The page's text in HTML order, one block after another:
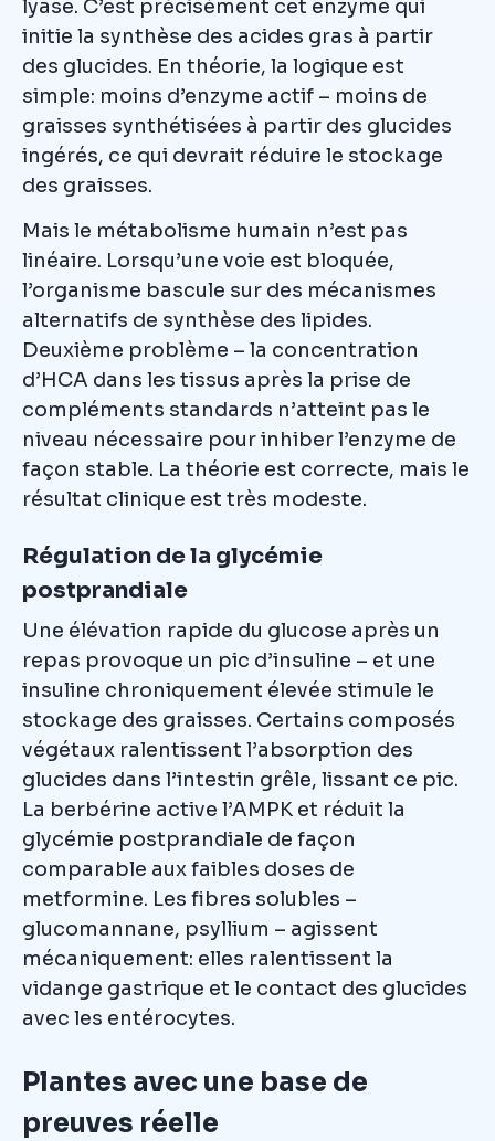
lyase. C’est précisément cet enzyme qui
initie la synthèse des acides gras à partir
des glucides. En théorie, la logique est
simple: moins d’enzyme actif – moins de
graisses synthétisées à partir des glucides
ingérés, ce qui devrait réduire le stockage
des graisses.
Mais le métabolisme humain n’est pas
linéaire. Lorsqu’une voie est bloquée,
l’organisme bascule sur des mécanismes
alternatifs de synthèse des lipides.
Deuxième problème – la concentration
d’HCA dans les tissus après la prise de
compléments standards n’atteint pas le
niveau nécessaire pour inhiber l’enzyme de
façon stable. La théorie est correcte, mais le
résultat clinique est très modeste.
Régulation de la glycémie
postprandiale
Une élévation rapide du glucose après un
repas provoque un pic d’insuline – et une
insuline chroniquement élevée stimule le
stockage des graisses. Certains composés
végétaux ralentissent l’absorption des
glucides dans l’intestin grêle, lissant ce pic.
La berbérine active l’AMPK et réduit la
glycémie postprandiale de façon
comparable aux faibles doses de
metformine. Les fibres solubles –
glucomannane, psyllium – agissent
mécaniquement: elles ralentissent la
vidange gastrique et le contact des glucides
avec les entérocytes.
Plantes avec une base de
preuves réelle